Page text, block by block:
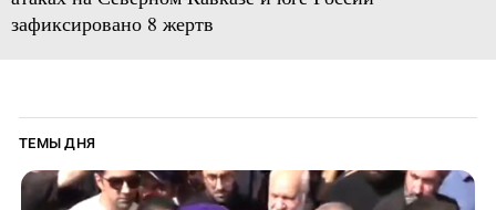
зафиксировано 8 жертв
ТЕМЫ ДНЯ